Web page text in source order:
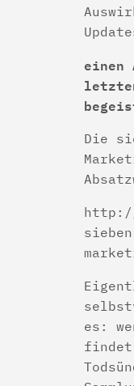
Die
http://
es: